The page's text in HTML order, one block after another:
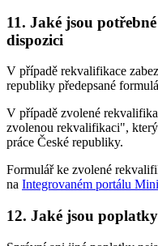
11. Jaké jsou
dispozici
V případě rekvalifikace
republiky předepsané
V případě zvolené
zvolenou rekvalifikaci",
práce České republiky.
Formulář ke zvolené
na Integrovaném portálu
12. Jaké jsou